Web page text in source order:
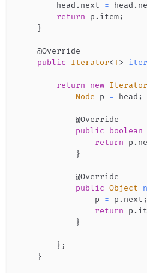
        head
. next = head .
return p . item;
}
@Override
public
Iterator<T>
return new Iterator
Node p = head ;
@Override
public
boolean
return p .
}
@Override
public Object
                p
= p . next ;
return p .
}
} ;
}